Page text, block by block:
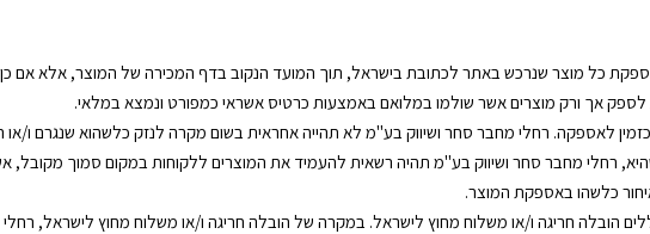
כל מוצר שנרכש באתר לכתובת בישראל, תוך המועד הנקוב בדף המכירה של המוצר, אלא אם
אך ורק מוצרים אשר שולמו במלואם באמצעות כרטיס אשראי כמפורט ונמצא במלאי.
לאספקה. רחלי מחבר סחר ושיווק בע"מ לא תהייה אחראית בשום מקרה לנזק כלשהוא שנגרם ו/
כלשהו באספקת המוצר.
הובלה חריגה ו/או משלוח מחוץ לישראל. במקרה של הובלה חריגה ו/או משלוח מחוץ לישראל,